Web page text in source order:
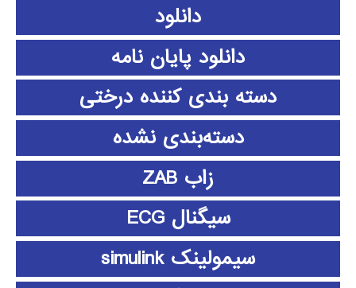
دانلود
دانلود پايان نامه
دسته بندی کننده درختی
دسته‌بندی نشده
زاب ZAB
سیگنال ECG
سیمولینک simulink